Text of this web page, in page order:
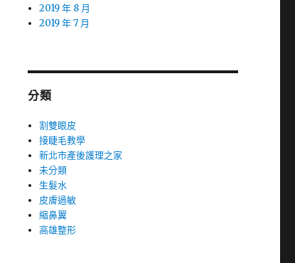
2019 年 8 月
2019 年 7 月
分類
割雙眼皮
接睫毛教學
新北市產後護理之家
未分類
生髮水
皮膚過敏
縮鼻翼
高雄整形